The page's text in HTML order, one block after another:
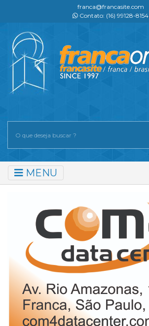
franca@francasite.com
Contato: (16) 99128-8154
MENU